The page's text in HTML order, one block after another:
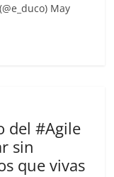
May
del #Agile
sin
que vivas